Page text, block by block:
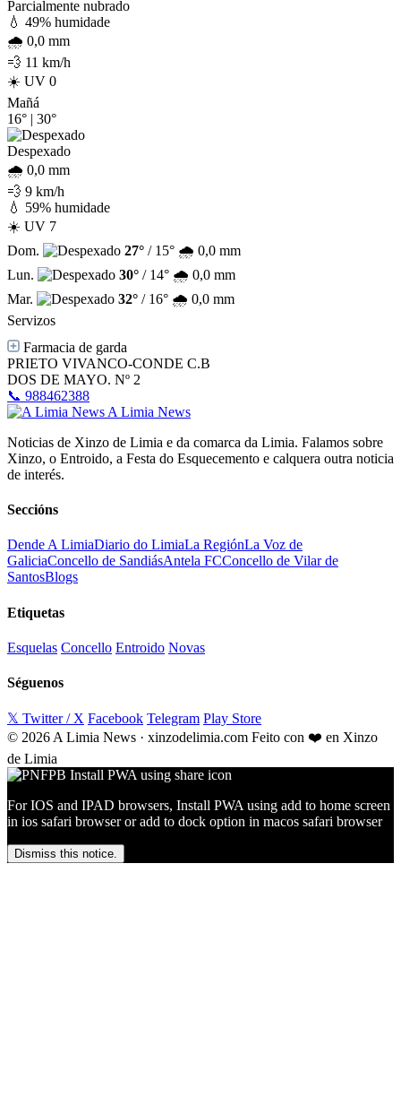
Parcialmente nubrado
💧 49% humidade
🌧️ 0,0 mm
💨 11 km/h
☀️ UV 0
Mañá
16° | 30°
Despexado
🌧️ 0,0 mm
💨 9 km/h
💧 59% humidade
☀️ UV 7
Dom.
27° / 15° 🌧️ 0,0 mm
Lun.
30° / 14° 🌧️ 0,0 mm
Mar.
32° / 16° 🌧️ 0,0 mm
Servizos
Farmacia de garda
PRIETO VIVANCO-CONDE C.B
DOS DE MAYO. Nº 2
📞 988462388
A Limia News
Noticias de Xinzo de Limia e da comarca da Limia. Falamos sobre
Xinzo, o Entroido, a Festa do Esquecemento e calquera outra noticia
de interés.
Seccións
Dende A LimiaDiario do LimiaLa RegiónLa Voz de
GaliciaConcello de SandiásAntela FCConcello de Vilar de
SantosBlogs
Etiquetas
Esquelas Concello Entroido Novas
Séguenos
𝕏 Twitter / X Facebook Telegram Play Store
© 2026 A Limia News · xinzodelimia.com Feito con ❤️ en Xinzo
de Limia
For IOS and IPAD browsers, Install PWA using add to home screen
in ios safari browser or add to dock option in macos safari browser
Dismiss this notice.